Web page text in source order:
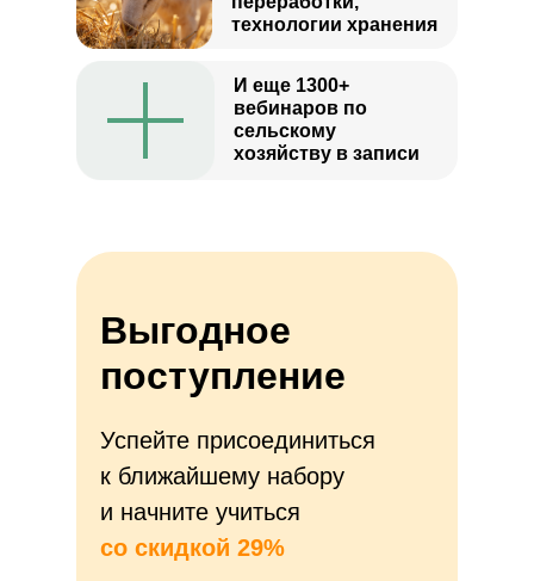
И еще 1300+
вебинаров по
сельскому
хозяйству в записи
технологии хранения
Выгодное
поступление
Успейте присоединиться
к ближайшему набору
и начните учиться
со скидкой 29%